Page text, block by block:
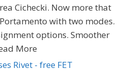
Cichecki. Now more that
with two modes.
options. Smoother
More
Rivet - free FET